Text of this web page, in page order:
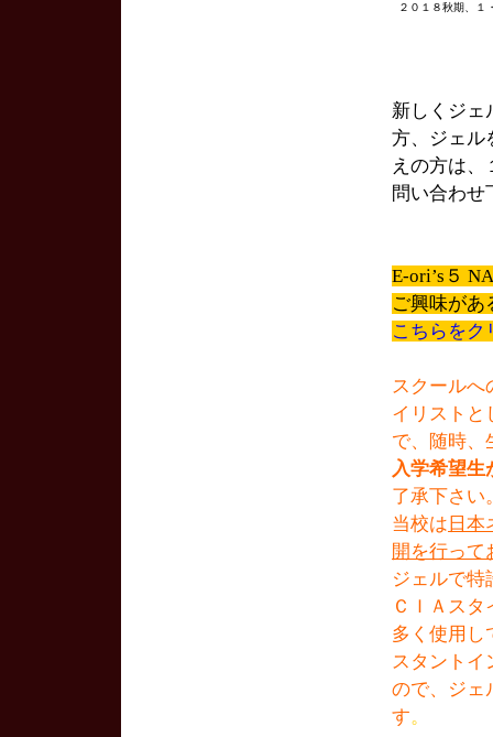
２０１８秋期、１
新しくジェ
方、ジェル
えの方は
問い合わせ
E-ori’s５
ご興味があ
こちらをク
スクールへ
イリストと
で、随時、
入学希望生
了承下さい
当校は 日
開を行って
ジェルで特
ＣＩＡス
多く使用し
スタントイ
ので、ジェ
す。